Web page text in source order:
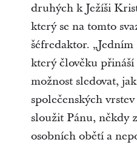
druhých k Ježíši
který se na tomto
šéfredaktor. „Jedním
který člověku
možnost sledovat,
společenských
sloužit Pánu, někdy
osobních obětí a